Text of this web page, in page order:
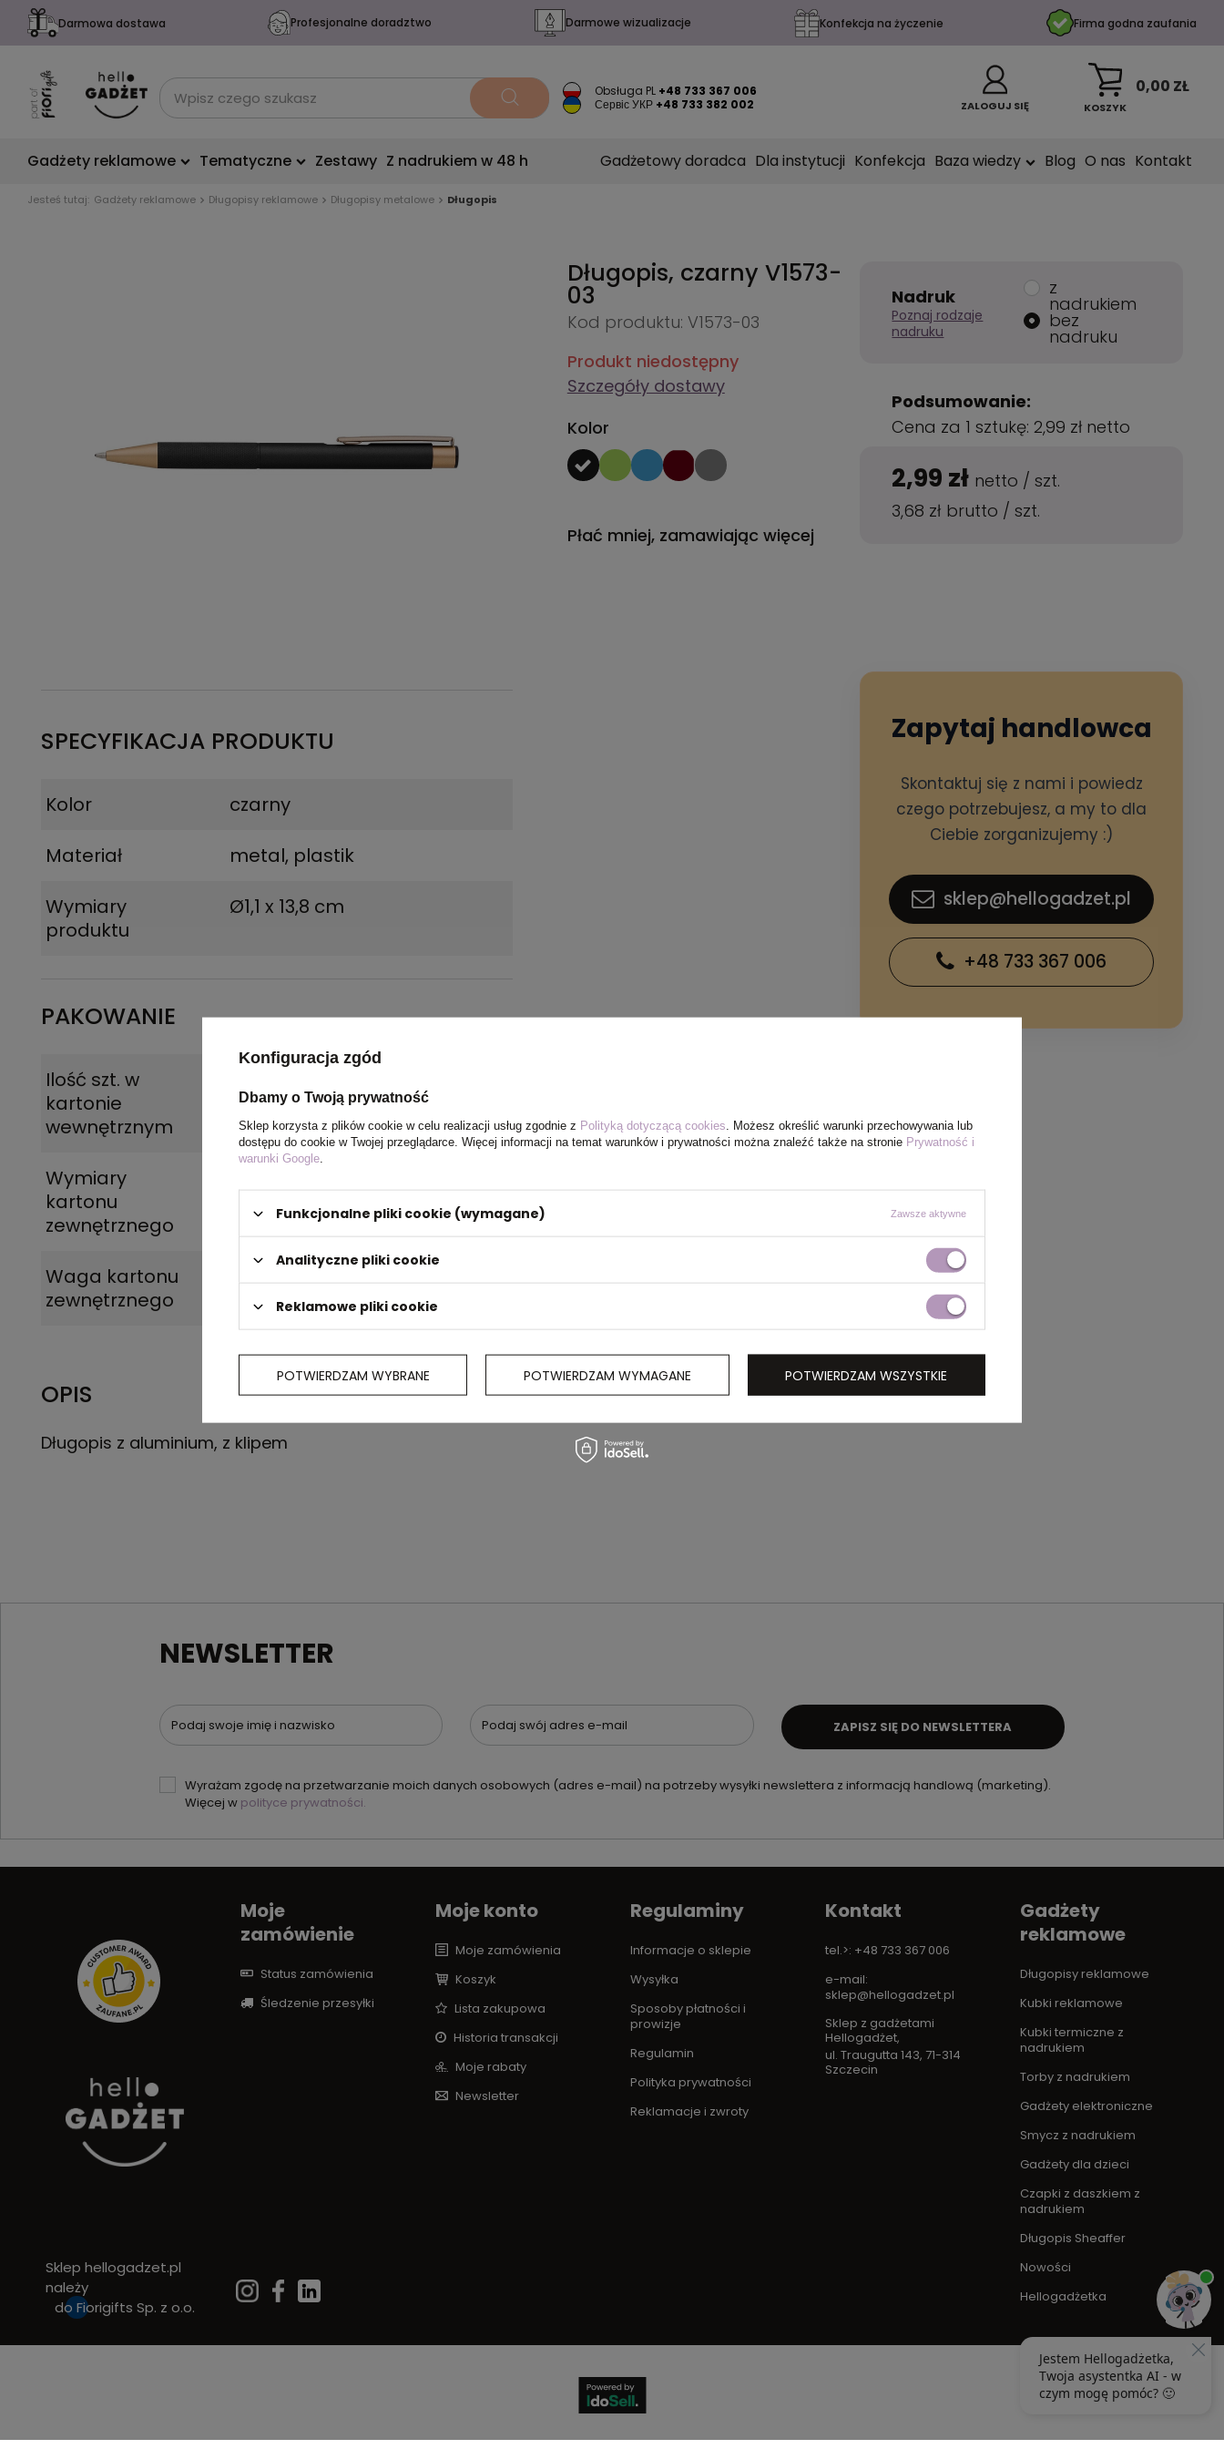
Darmowa dostawa Profesjonalne doradztwo Darmowe wizualizacje Konfekcja na życzenie Firma godna zaufania
Obsługa PL +48 733 367 006
Сервіс УКР +48 733 382 002 ZALOGUJ SIĘ KOSZYK
0,00 ZŁ
Gadżety reklamowe Tematyczne Zestawy Z nadrukiem w 48 h Gadżetowy doradca Dla instytucji Konfekcja Baza wiedzy Blog O nas Kontakt
Jesteś tutaj: Gadżety reklamowe Długopisy reklamowe Długopisy metalowe Długopis
SPECYFIKACJA PRODUKTU
Kolor
czarny
Materiał
metal, plastik
Wymiary
produktu
Ø1,1 x 13,8 cm
PAKOWANIE
Ilość szt. w
kartonie
wewnętrznym
Wymiary
kartonu
zewnętrznego
Waga kartonu
zewnętrznego
OPIS
Długopis z aluminium, z klipem
Długopis, czarny V1573-
03
Kod produktu: V1573-03
Produkt niedostępny
Szczegóły dostawy
Kolor
Płać mniej, zamawiając więcej
Nadruk
Poznaj rodzaje
nadruku
z
nadrukiem
bez
nadruku
Podsumowanie:
Cena za 1 sztukę:2,99 zł netto
2,99 zł netto /szt.
3,68 zł brutto /szt.
Zapytaj handlowca
Skontaktuj się z nami i powiedz
czego potrzebujesz, a my to dla
Ciebie zorganizujemy :)
sklep@hellogadzet.pl
+48 733 367 006
NEWSLETTER
Podaj swoje imię i nazwisko Podaj swój adres e-mail
Wyrażam zgodę na przetwarzanie moich danych osobowych (adres e-mail) na potrzeby wysyłki newslettera z informacją handlową (marketing).
Więcej w polityce prywatności.
ZAPISZ SIĘ DO NEWSLETTERA
Sklep hellogadzet.pl
należy
do Fiorigifts Sp. z o.o.
Moje
zamówienie
Status zamówienia
Śledzenie przesyłki
Moje konto
Moje zamówienia
Koszyk
Lista zakupowa
Historia transakcji
Moje rabaty
Newsletter
Regulaminy
Informacje o sklepie
Wysyłka
Sposoby płatności i
prowizje
Regulamin
Polityka prywatności
Reklamacje i zwroty
Kontakt
tel.>: +48 733 367 006
e-mail:
sklep@hellogadzet.pl
Sklep z gadżetami
Hellogadżet,
ul. Traugutta 143, 71-314
Szczecin
Gadżety
reklamowe
Długopisy reklamowe
Kubki reklamowe
Kubki termiczne z
nadrukiem
Torby z nadrukiem
Gadżety elektroniczne
Smycz z nadrukiem
Gadżety dla dzieci
Czapki z daszkiem z
nadrukiem
Długopis Sheaffer
Nowości
Hellogadżetka
Konfiguracja zgód
Dbamy o Twoją prywatność
Sklep korzysta z plików cookie w celu realizacji usług zgodnie z Polityką dotyczącą cookies . Możesz określić warunki przechowywania lub
dostępu do cookie w Twojej przeglądarce. Więcej informacji na temat warunków i prywatności można znaleźć także na stronie Prywatność i
warunki Google
Funkcjonalne pliki cookie (wymagane) Zawsze aktywne
Analityczne pliki cookie
Reklamowe pliki cookie
POTWIERDZAM WYBRANE POTWIERDZAM WYMAGANE POTWIERDZAM WSZYSTKIE